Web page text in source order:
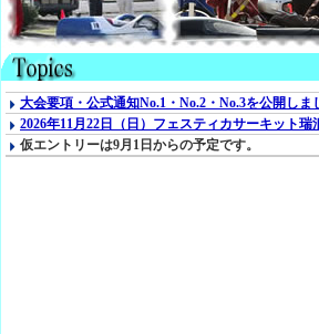
大会要項・公式通知No.1・No.2・No.3を公開しま
2026年11月22日（日）フェスティカサーキット
仮エントリーは9月1日からの予定です。